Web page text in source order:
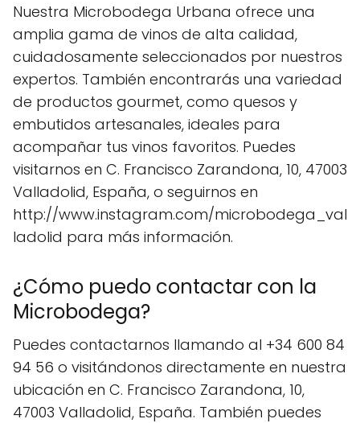
Nuestra Microbodega Urbana ofrece una
amplia gama de vinos de alta calidad,
cuidadosamente seleccionados por nuestros
expertos. También encontrarás una variedad
de productos gourmet, como quesos y
embutidos artesanales, ideales para
acompañar tus vinos favoritos. Puedes
visitarnos en C. Francisco Zarandona, 10, 47003
Valladolid, España, o seguirnos en
http://www.instagram.com/microbodega_val
ladolid para más información.
¿Cómo puedo contactar con la
Microbodega?
Puedes contactarnos llamando al +34 600 84
94 56 o visitándonos directamente en nuestra
ubicación en C. Francisco Zarandona, 10,
47003 Valladolid, España. También puedes